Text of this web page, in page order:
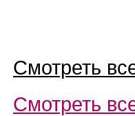
Смотреть
Смотреть